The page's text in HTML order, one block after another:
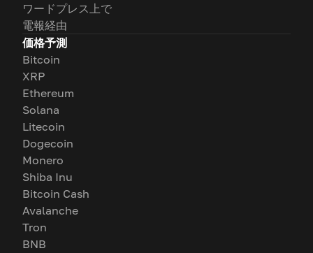
ワードプレス上で
電報経由
価格予測
Bitcoin
XRP
Ethereum
Solana
Litecoin
Dogecoin
Monero
Shiba Inu
Bitcoin Cash
Avalanche
Tron
BNB